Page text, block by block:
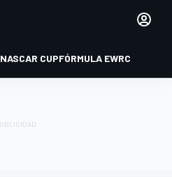
NASCAR CUPFÓRMULA EWRC